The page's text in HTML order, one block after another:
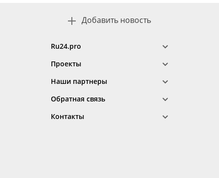
Добавить новость
Ru24.pro
Проекты
Наши партнеры
Обратная связь
Контакты